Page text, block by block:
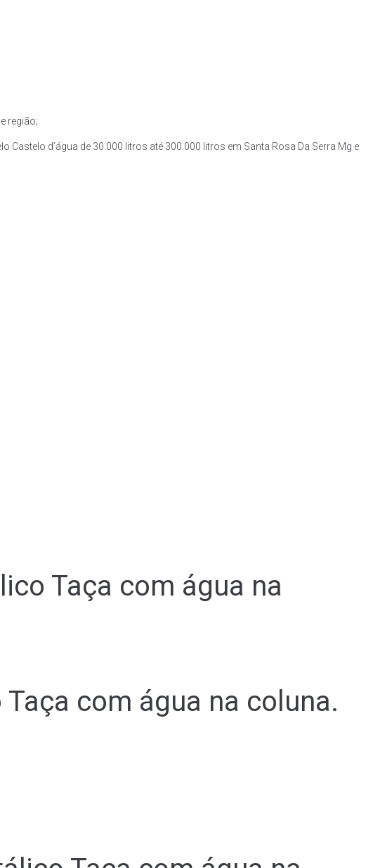
região;
d’água de 30.000 litros até 300.000 litros em Santa Rosa Da Serra Mg e
Taça com água na
com água na coluna.